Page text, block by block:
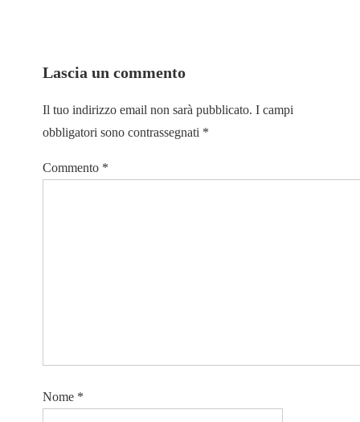
Lascia un commento
Il tuo indirizzo email non sarà pubblicato. I campi
obbligatori sono contrassegnati *
Commento *
Nome *